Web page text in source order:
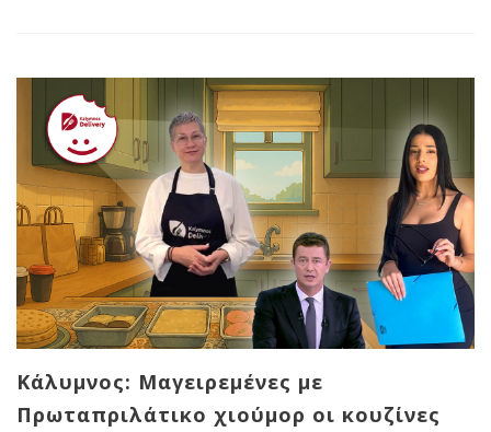
Κάλυμνος: Μαγειρεμένες με
Πρωταπριλάτικο χιούμορ οι κουζίνες